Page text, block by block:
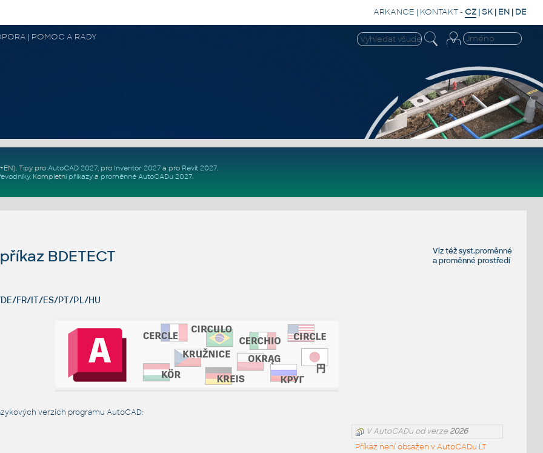
ARKANCE | KONTAKT- CZ |SK | EN | DE
| POMOC A RADY
. Tipy pro AutoCAD 2027, pro Inventor 2027a pro Revit 2027.
. Kompletní příkazya proměnné AutoCADu 2027.
Viz téžsyst.proměnné
aproměnné prostředí
BDETECT
FR/IT/ES/PT/PL/HU
verzích programu AutoCAD:
V AutoCADu od verze2026
Příkaz není obsažen v AutoCADu LT